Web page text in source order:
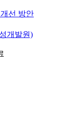
선 방안
개발원)